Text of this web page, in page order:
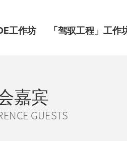
工作坊 「驾驭工程」工作
嘉宾
GUESTS